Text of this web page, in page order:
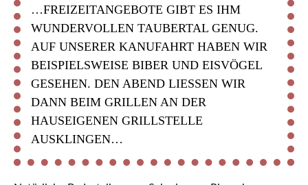
…FREIZEITANGEBOTE GIBT ES IHM
WUNDERVOLLEN TAUBERTAL GENUG.
AUF UNSERER KANUFAHRT HABEN WIR
BEISPIELSWEISE BIBER UND EISVÖGEL
GESEHEN. DEN ABEND LIESSEN WIR D
ANN BEIM GRILLEN AN DER H
AUSEIGENEN GRILLSTELLE A
USKLINGEN…